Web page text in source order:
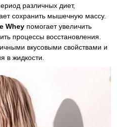
различных диет,
сохранить мышечную массу.
Whey помогает увеличить
процессы восстановления.
вкусовыми свойствами и
в жидкости.